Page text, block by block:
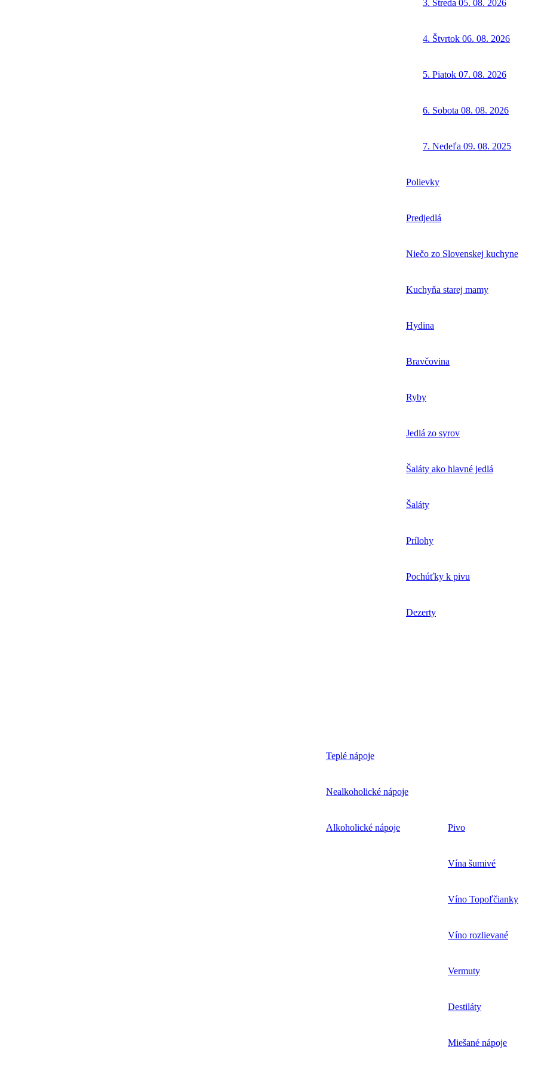
3. Streda 05. 08. 2026
4. Štvrtok 06. 08. 2026
5. Piatok 07. 08. 2026
6. Sobota 08. 08. 2026
7. Nedeľa 09. 08. 2025
Polievky
Predjedlá
Niečo zo Slovenskej kuchyne
Kuchyňa starej mamy
Hydina
Bravčovina
Ryby
Jedlá zo syrov
Šaláty ako hlavné jedlá
Šaláty
Prílohy
Pochúťky k pivu
Dezerty
Teplé nápoje
Nealkoholické nápoje
Alkoholické nápoje Pivo
Vína šumivé
Víno Topoľčianky
Víno rozlievané
Vermuty
Destiláty
Miešané nápoje